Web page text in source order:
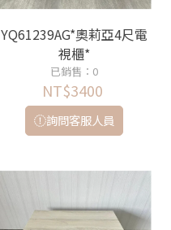
YQ61239AG*奧莉亞4尺電
視櫃*
已銷售：0
NT$3400
詢問客服人員